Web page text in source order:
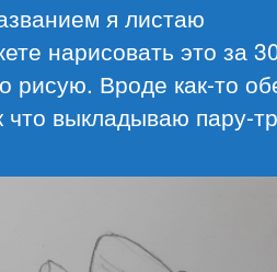
я листаю
нарисовать это за
рисую. Вроде как-то
выкладываю пару-